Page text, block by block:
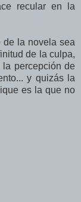
recular en la
de la novela sea
de la culpa,
la percepción de
y quizás la
es la que no